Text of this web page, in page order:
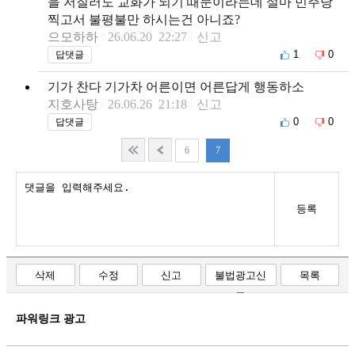
찍고서 불평불만 하시는건 아니죠?
으모하하
26.06.20 22:27 신고
답댓글 1 0
기가 찬다 기가차 어른이면 어른답게 행동하소
지호사탕
26.06.26 21:18 신고
답댓글 0 0
6 7
등록
삭제 수정 신고
불법광고신
고
목록
파워링크 광고